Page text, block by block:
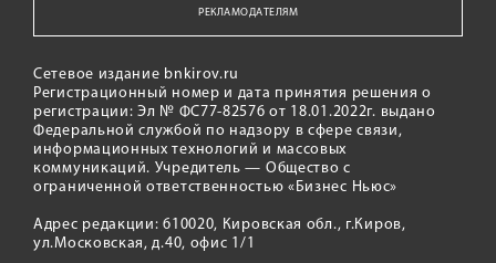
РЕКЛАМОДАТЕЛЯМ
Сетевое издание bnkirov.ru
Регистрационный номер и дата принятия решения о
регистрации: Эл № ФС77-82576 от 18.01.2022г. выдано
Федеральной службой по надзору в сфере связи,
информационных технологий и массовых
коммуникаций. Учредитель — Общество с
ограниченной ответственностью «Бизнес Ньюс»
Адрес редакции: 610020, Кировская обл., г.Киров,
ул.Московская, д.40, офис 1/1